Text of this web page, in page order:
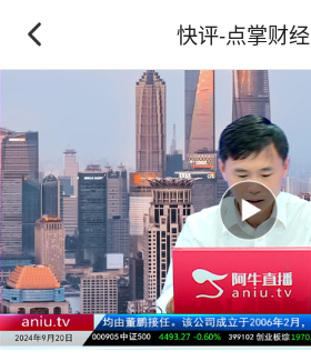
快评-点掌财经